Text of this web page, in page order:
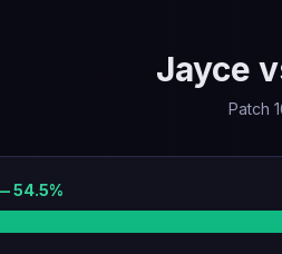
Jayce
Patch
54.5%